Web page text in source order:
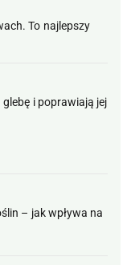
To najlepszy
i poprawiają jej
– jak wpływa na